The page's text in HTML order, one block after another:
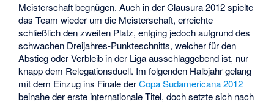
Meisterschaft begnügen. Auch in der Clausura 2012 spielte
das Team wieder um die Meisterschaft, erreichte
schließlich den zweiten Platz, entging jedoch aufgrund des
schwachen Dreijahres-Punkteschnitts, welcher für den
Abstieg oder Verbleib in der Liga ausschlaggebend ist, nur
knapp dem Relegationsduell. Im folgenden Halbjahr gelang
mit dem Einzug ins Finale derCopa Sudamericana 2012
beinahe der erste internationale Titel, doch setzte sich nach